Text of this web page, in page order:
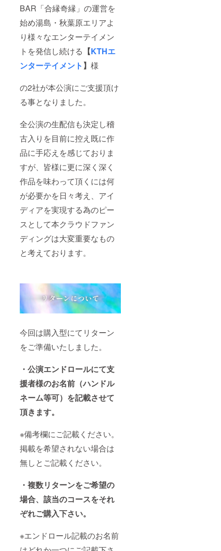
BAR「合縁奇縁」の運営を
始め湯島・秋葉原エリアよ
り様々なエンターテイメン
トを発信し続ける 【KTHエ
ンターテイメント 】 様
の2社が本公演にご支援頂け
る事となりました。
全公演の生配信も決定し稽
古入りを目前に控え既に作
品に手応えを感じておりま
すが、皆様に更に深く深く
作品を味わって頂くには何
が必要かを日々考え、アイ
ディアを実現する為のピー
スとして本クラウドファン
ディングは大変重要なもの
と考えております。
今回は購入型にてリターン
をご準備いたしました。
・公演エンドロールにて支
援者様のお名前（ハンドル
ネーム等可）を記載させて
頂きます。
※備考欄にご記載ください。
掲載を希望されない場合は
無しとご記載ください。
・複数リターンをご希望の
場合、該当のコースをそれ
ぞれご購入下さい。
※エンドロール記載のお名前